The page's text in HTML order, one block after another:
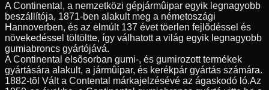
A Continental, a nemzetközi gépjármûipar egyik legnagyobb
beszállítója, 1871-ben alakult meg a németoszági
Hannoverben, és az elmúlt 137 évet töerlen fejlõdéssel és
növekedéssel töltöltte, így válhatott a világ egyik legnagyobb
gumiabroncs gyártójává.
A Continental elsõsorban gumi-, és gumirozott termékek
gyártására alakult, a jármûipar, és kerékpár gyártás számára.
1882-tõl Vált a Contental márkajelzésévé az ágaskodó ló.Az